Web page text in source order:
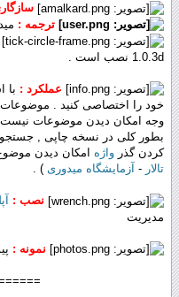
ترجمه :
1.0.3d نصب است .
عملکرد : با
خود را اختصاصی کنید . موضوعات
وجه امکان دیدن موضوعات نیست
بطور کلی در نسخه چاپی ,
کردن گذر واژه امکان دیدن
تالار - آزمایشگاه میدوری ) .
نصب :
مدیریت
نمونه :